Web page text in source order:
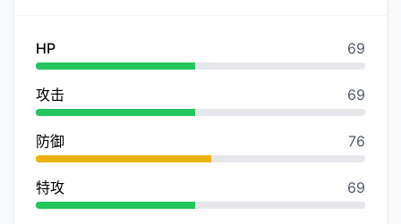
HP 69
攻击 69
防御 76
特攻 69